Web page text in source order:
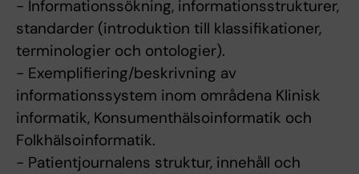
- Informationssökning, informationsstrukturer,
standarder (introduktion till klassifikationer,
terminologier och ontologier).
- Exemplifiering/beskrivning av
informationssystem inom områdena Klinisk
informatik, Konsumenthälsoinformatik och
Folkhälsoinformatik.
- Patientjournalens struktur, innehåll och